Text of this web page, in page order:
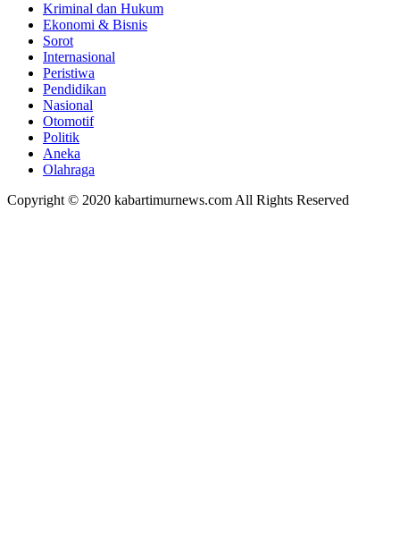
Kriminal dan Hukum
Ekonomi & Bisnis
Sorot
Internasional
Peristiwa
Pendidikan
Nasional
Otomotif
Politik
Aneka
Olahraga
Copyright © 2020 kabartimurnews.com All Rights Reserved